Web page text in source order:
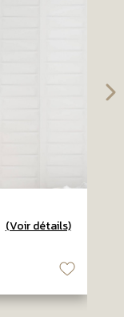
(Voir détails)
♡